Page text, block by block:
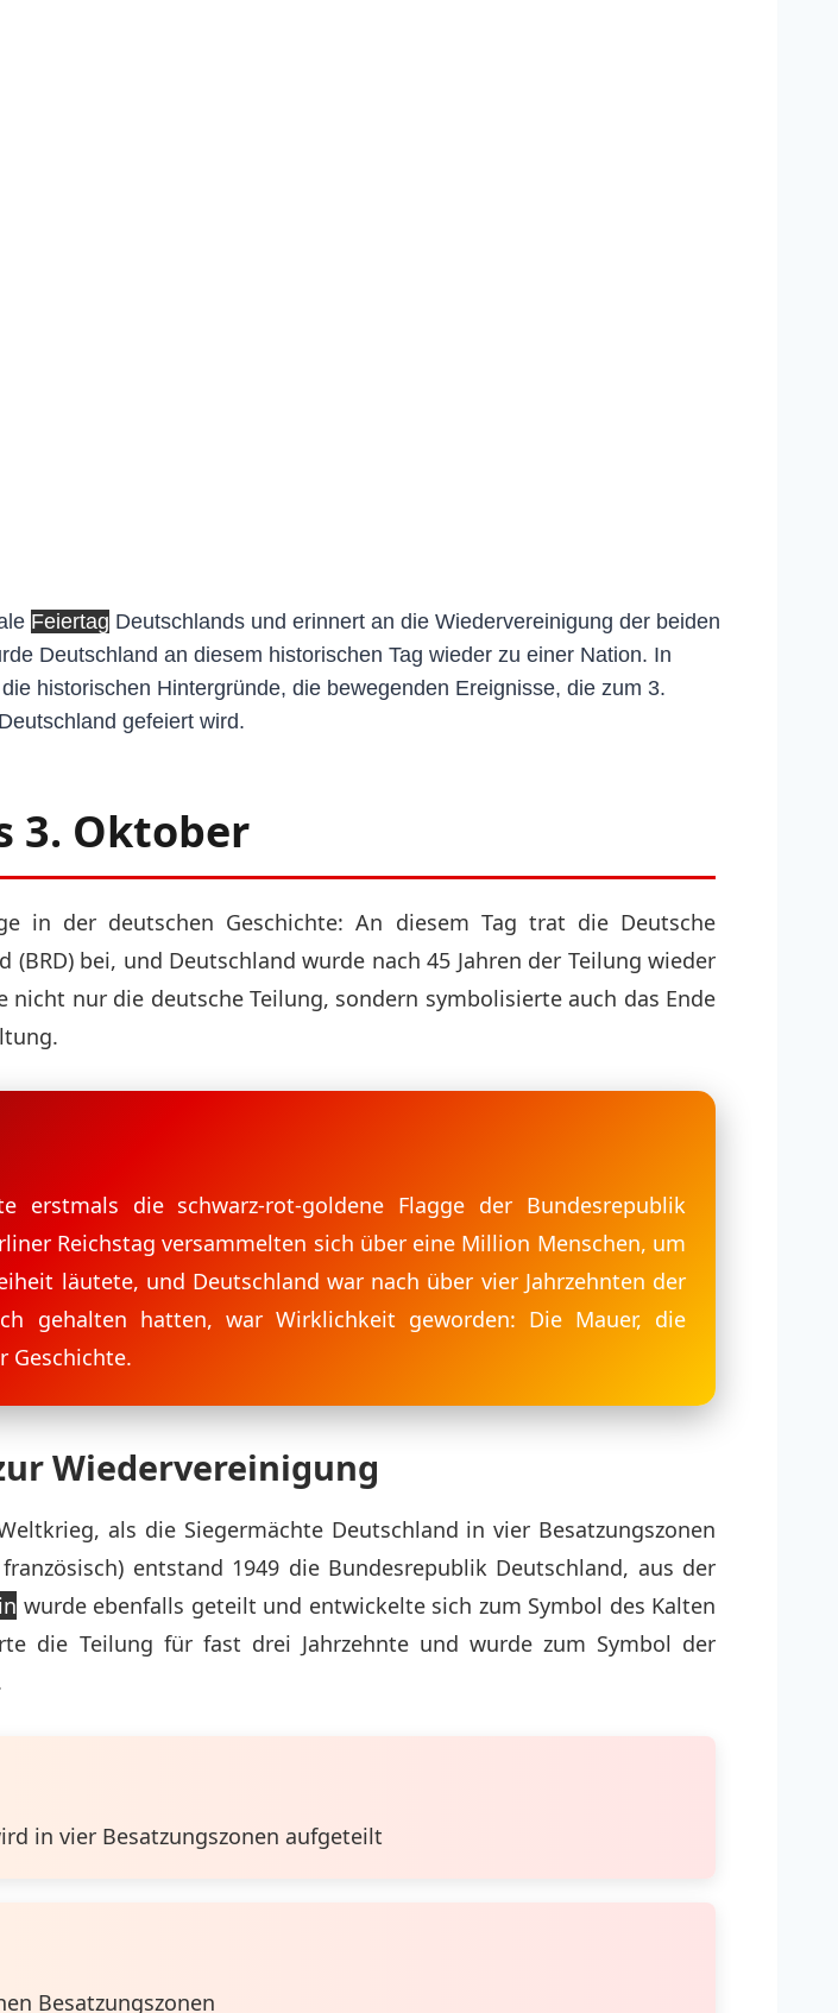
Feiertag Deutschlands und erinnert an die Wiedervereinigung der beiden
Deutschland an diesem historischen Tag wieder zu einer Nation. In
historischen Hintergründe, die bewegenden Ereignisse, die zum 3.
gefeiert wird.
3. Oktober
in der deutschen Geschichte: An diesem Tag trat die Deutsche
bei, und Deutschland wurde nach 45 Jahren der Teilung wieder
nur die deutsche Teilung, sondern symbolisierte auch das Ende
die schwarz-rot-goldene Flagge der Bundesrepublik
Reichstag versammelten sich über eine Million Menschen, um
läutete, und Deutschland war nach über vier Jahrzehnten der
gehalten hatten, war Wirklichkeit geworden: Die Mauer, die
Geschichte.
Wiedervereinigung
als die Siegermächte Deutschland in vier Besatzungszonen
entstand 1949 die Bundesrepublik Deutschland, aus der
wurde ebenfalls geteilt und entwickelte sich zum Symbol des Kalten
die Teilung für fast drei Jahrzehnte und wurde zum Symbol der
in vier Besatzungszonen aufgeteilt
Besatzungszonen